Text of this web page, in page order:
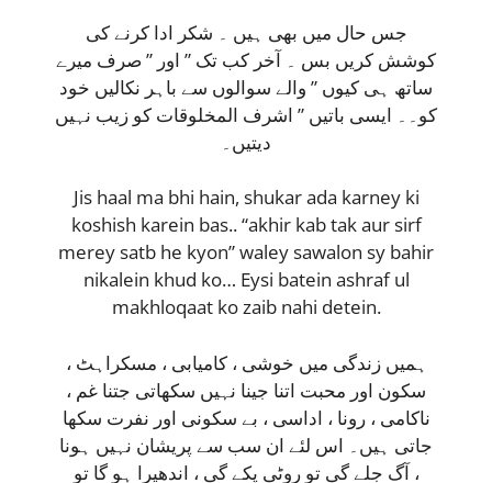
جس حال میں بھی ہیں ۔ شکر ادا کرنے کی
کوشش کریں بس ۔ آخر کب تک ” اور ” صرف میرے
ساتھ ہی کیوں ” والے سوالوں سے باہر نکالیں خود
کو۔۔ ایسی باتیں ” اشرف المخلوقات کو زیب نہیں
دیتیں۔
Jis haal ma bhi hain, shukar ada karney ki
koshish karein bas.. “akhir kab tak aur sirf
merey satb he kyon” waley sawalon sy bahir
nikalein khud ko… Eysi batein ashraf ul
makhloqaat ko zaib nahi detein.
ہمیں زندگی میں خوشی ، کامیابی ، مسکراہٹ ،
سکون اور محبت اتنا جینا نہیں سکھاتی جتنا غم ،
ناکامی ، رونا ، اداسی ، بے سکونی اور نفرت سکھا
جاتی ہیں۔ اس لئے ان سب سے پریشان نہیں ہونا
، آگ جلے گی تو روٹی پکے گی ، اندھیرا ہو گا تو